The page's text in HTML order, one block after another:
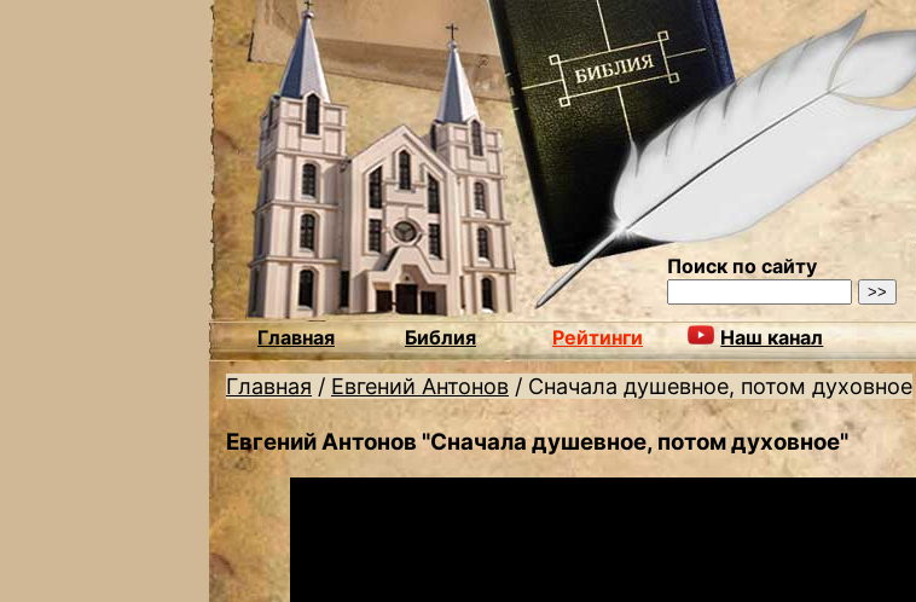
Поиск по сайту
Главная Библия Рейтинги Наш канал
Главная / Евгений Антонов / Сначала душевное, потом духовное
Евгений Антонов "Сначала душевное, потом духовное"